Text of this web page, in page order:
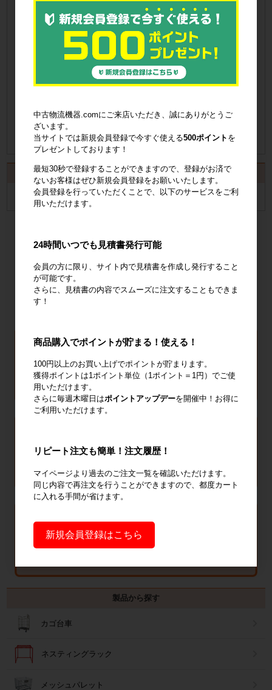
会員登録はこちら
見積書の発行手順についてご案内
見積書発行手順について
納品書発行手順について
カート
カートは空です
製品から探す
カゴ台車
ネスティングラック
メッシュパレット
中古物流機器.comにご来店いただき、誠にありがとうご
ざいます。
当サイトでは新規会員登録で今すぐ使える500ポイント を
プレゼントしております！
最短30秒で登録することができますので、登録がお済で
ないお客様はぜひ新規会員登録をお願いいたします。
会員登録を行っていただくことで、以下のサービスをご利
用いただけます。
24時間いつでも見積書発行可能
会員の方に限り、サイト内で見積書を作成し発行すること
が可能です。
さらに、見積書の内容でスムーズに注文することもできま
す！
商品購入でポイントが貯まる！使える！
100円以上のお買い上げでポイントが貯まります。
獲得ポイントは1ポイント単位（1ポイント＝1円）でご使
用いただけます。
さらに毎週木曜日はポイントアップデーを開催中！お得に
ご利用いただけます。
リピート注文も簡単！注文履歴！
マイページより過去のご注文一覧を確認いただけます。
同じ内容で再注文を行うことができますので、都度カート
に入れる手間が省けます。
新規会員登録はこちら